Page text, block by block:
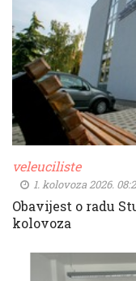
veleuciliste
1. kolovoza 2026.
Obavijest o radu
kolovoza